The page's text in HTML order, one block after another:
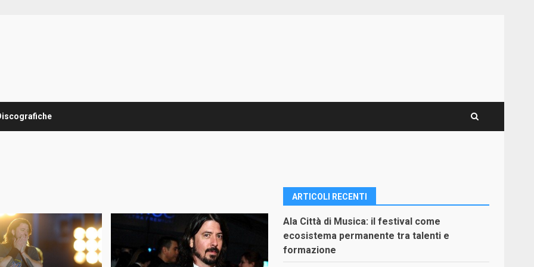
ARTICOLI RECENTI
Ala Città di Musica: il festival come
ecosistema permanente tra talenti e
formazione